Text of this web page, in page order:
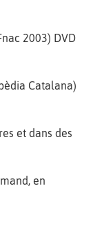
2003) DVD
Catalana)
et dans des
en